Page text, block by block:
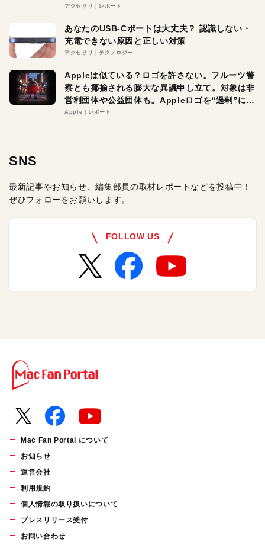
アクセサリ レポート
あなたのUSB-Cポートは大丈夫？ 認識しない・
充電できない原因と正しい対策
アクセサリ テクノロジー
Appleは似ている？ロゴを許さない。フルーツ警
察とも揶揄される膨大な異議申し立て。対象は非
営利団体や公益団体も。Appleロゴを“過剰”に守
る理由とは
Apple レポート
SNS
最新記事やお知らせ、編集部員の取材レポートなどを投稿中！
ぜひフォローをお願いします。
FOLLOW US
Mac Fan Portal について
お知らせ
運営会社
利用規約
個人情報の取り扱いについて
プレスリリース受付
お問い合わせ